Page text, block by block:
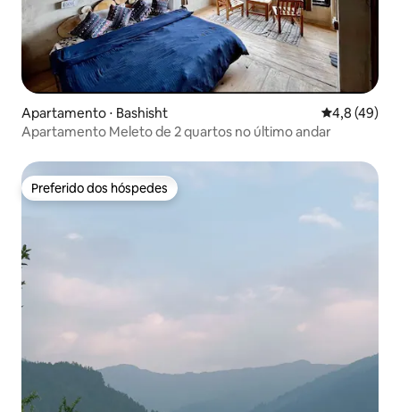
Apartamento ⋅ Bashisht 4,8 de uma
4,8 (49)
Apartamento Meleto de 2 quartos no último andar
Preferido dos hóspedes
Preferido dos hóspedes